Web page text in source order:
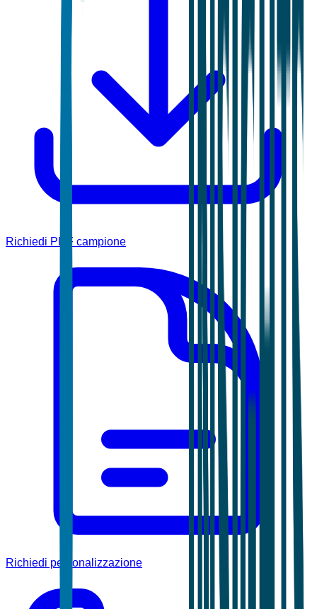
Richiedi PDF campione
Richiedi personalizzazione